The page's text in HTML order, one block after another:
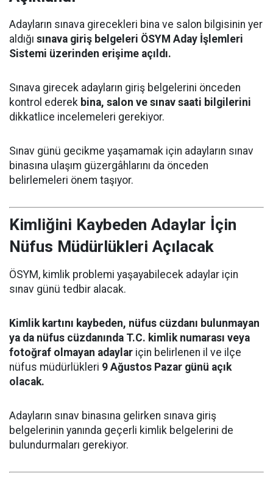
Adayların sınava girecekleri bina ve salon bilgisinin yer
aldığı sınava giriş belgeleri ÖSYM Aday İşlemleri
Sistemi üzerinden erişime açıldı.
Sınava girecek adayların giriş belgelerini önceden
kontrol ederek bina, salon ve sınav saati bilgilerini
dikkatlice incelemeleri gerekiyor.
Sınav günü gecikme yaşamamak için adayların sınav
binasına ulaşım güzergâhlarını da önceden
belirlemeleri önem taşıyor.
Kimliğini Kaybeden Adaylar İçin
Nüfus Müdürlükleri Açılacak
ÖSYM, kimlik problemi yaşayabilecek adaylar için
sınav günü tedbir alacak.
Kimlik kartını kaybeden, nüfus cüzdanı bulunmayan
ya da nüfus cüzdanında T.C. kimlik numarası veya
fotoğraf olmayan adaylar için belirlenen il ve ilçe
nüfus müdürlükleri 9 Ağustos Pazar günü açık
olacak.
Adayların sınav binasına gelirken sınava giriş
belgelerinin yanında geçerli kimlik belgelerini de
bulundurmaları gerekiyor.